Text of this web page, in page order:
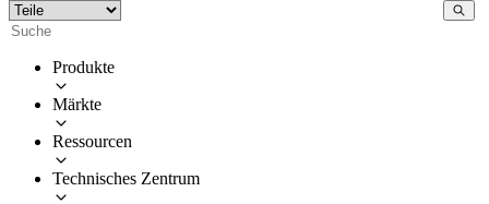
Produkte
Märkte
Ressourcen
Technisches Zentrum